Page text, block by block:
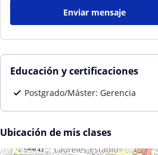
Enviar mensaje
Educación y certificaciones
Postgrado/Máster: Gerencia
Ubicación de mis clases